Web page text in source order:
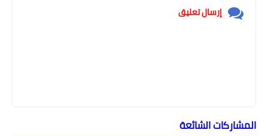
إرسال تعليق
المشاركات الشائعة